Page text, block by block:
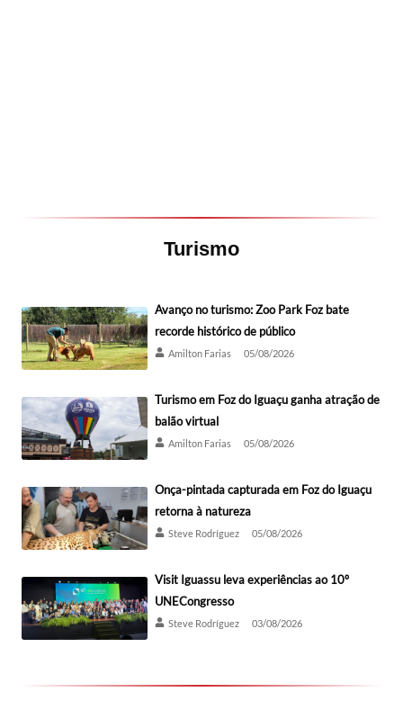
Turismo
Avanço no turismo: Zoo Park Foz bate
recorde histórico de público
Amilton Farias 05/08/2026
Turismo em Foz do Iguaçu ganha atração de
balão virtual
Amilton Farias 05/08/2026
Onça-pintada capturada em Foz do Iguaçu
retorna à natureza
Steve Rodríguez 05/08/2026
Visit Iguassu leva experiências ao 10º
UNECongresso
Steve Rodríguez 03/08/2026